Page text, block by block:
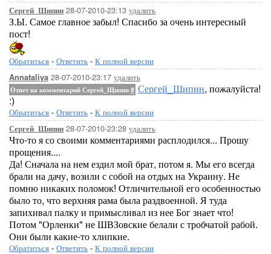
Сергей_Щипин 28-07-2010-23:13 удалить
З.Ы. Самое главное забыл! Спасибо за очень интересный
пост!
Обратиться - Ответить - К полной версии
Annataliya 28-07-2010-23:17 удалить
Ответ на комментарий Сергей_Щипин # Сергей_Щипин, пожалуйста!
:)
Обратиться - Ответить - К полной версии
Сергей_Щипин 28-07-2010-23:28 удалить
Что-то я со своими комментариями расплодился... Прошу
прощения....
Да! Сначала на нем ездил мой брат, потом я. Мы его всегда
брали на дачу, возили с собой на отдых на Украину. Не
помню никаких поломок! Отличительной его особенностью
было то, что верхняя рама была раздвоенной. Я туда
запихивал палку и примысливал из нее Бог знает что!
Потом "Орленки" не ШВЗовские белали с тробчатой рабой.
Они были какие-то хлипкие.
Обратиться - Ответить - К полной версии